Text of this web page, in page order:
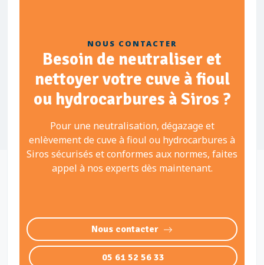
NOUS CONTACTER
Besoin de neutraliser et
nettoyer votre cuve à fioul
ou hydrocarbures à Siros ?
Pour une neutralisation, dégazage et
enlèvement de cuve à fioul ou hydrocarbures à
Siros sécurisés et conformes aux normes, faites
appel à nos experts dès maintenant.
Nous contacter
05 61 52 56 33